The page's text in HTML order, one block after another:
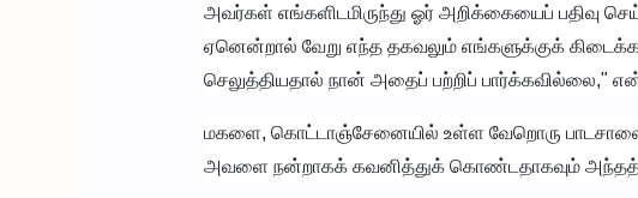
அவர்கள் எங்களிடமிருந்து ஓர் அறிக்கையைப் பதிவு
ஏனென்றால் வேறு எந்த தகவலும் எங்களுக்குக்
செலுத்தியதால் நான் அதைப் பற்றிப் பார்க்கவில்லை,"
மகளை, கொட்டாஞ்சேனையில் உள்ள வேறொரு
அவளை நன்றாகக் கவனித்துக் கொண்டதாகவும் அந்தத்